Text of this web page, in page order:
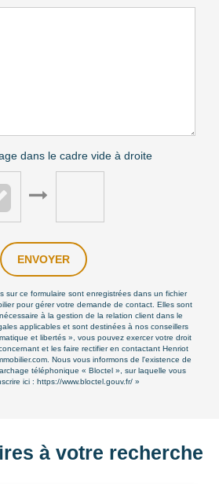
dans le cadre vide à droite
ENVOYER
sur ce formulaire sont enregistrées dans un fichier
pour gérer votre demande de contact. Elles sont
à la gestion de la relation client dans le
applicables et sont destinées à nos conseillers
et libertés », vous pouvez exercer votre droit
et les faire rectifier en contactant Henriot
Nous vous informons de l'existence de
téléphonique « Bloctel », sur laquelle vous
ici : https://www.bloctel.gouv.fr/ »
à votre recherche